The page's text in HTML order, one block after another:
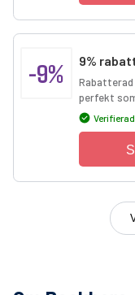
-9% 9%
perfekt
Verifierad